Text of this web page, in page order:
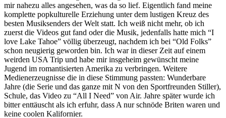
mir nahezu alles angesehen, was da so lief. Eigentlich fand meine
komplette popkulturelle Erziehung unter dem lustigen Kreuz des
besten Musiksenders der Welt statt. Ich weiß nicht mehr, ob ich
zuerst die Videos gut fand oder die Musik, jedenfalls hatte mich “I
love Lake Tahoe” völlig überzeugt, nachdem ich bei “Old Folks”
schon neugierig geworden bin. Ich war in dieser Zeit auf einem
weirden USA Trip und habe mir insgeheim gewünscht meine
Jugend im romantisierten Amerika zu verbringen. Weitere
Medienerzeugnisse die in diese Stimmung passten: Wunderbare
Jahre (die Serie und das ganze mit N von den Sportfreunden Stiller),
Schule, das Video zu “All I Need” von Air. Jahre später wurde ich
bitter enttäuscht als ich erfuhr, dass A nur schnöde Briten waren und
keine coolen Kalifornier.